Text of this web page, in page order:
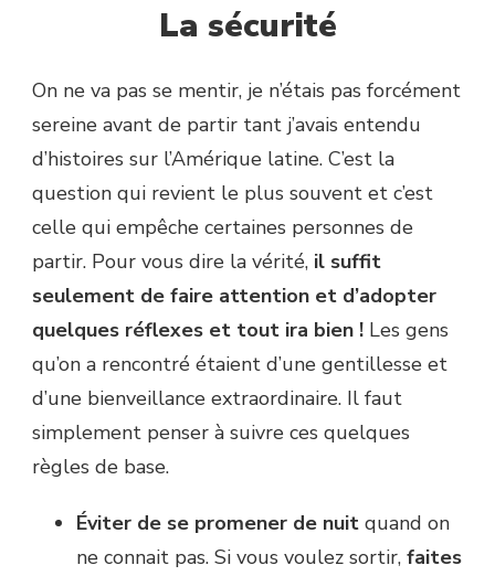
La sécurité
On ne va pas se mentir, je n’étais pas forcément
sereine avant de partir tant j’avais entendu
d’histoires sur l’Amérique latine. C’est la
question qui revient le plus souvent et c’est
celle qui empêche certaines personnes de
partir. Pour vous dire la vérité, il suffit
seulement de faire attention et d’adopter
quelques réflexes et tout ira bien ! Les gens
qu’on a rencontré étaient d’une gentillesse et
d’une bienveillance extraordinaire. Il faut
simplement penser à suivre ces quelques
règles de base.
Éviter de se promener de nuit quand on
ne connait pas. Si vous voulez sortir, faites